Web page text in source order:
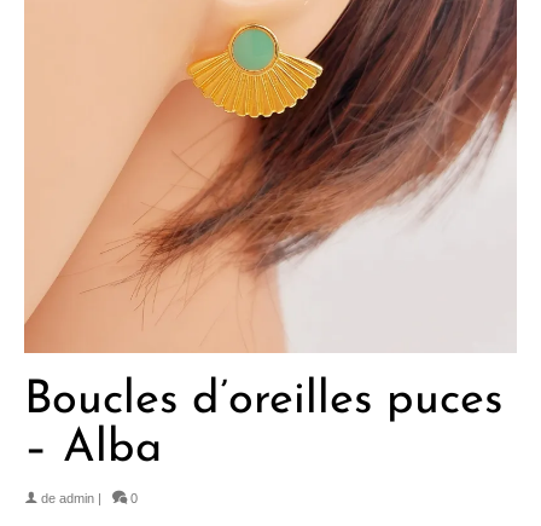
Boucles d’oreilles puces
– Alba
de admin | 0